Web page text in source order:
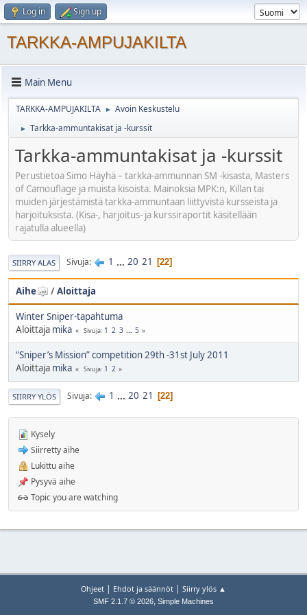
Log in Sign up
TARKKA-AMPUJAKILTA
Main Menu
TARKKA-AMPUJAKILTA ► Avoin Keskustelu
► Tarkka-ammuntakisat ja -kurssit
Tarkka-ammuntakisat ja -kurssit
Perustietoa Simo Häyhä – tarkka-ammunnan SM -kisasta, Masters
of Camouflage ja muista kisoista. Mainoksia MPK:n, Killan tai
muiden järjestämistä tarkka-ammuntaan liittyvistä kursseista ja
harjoituksista. (Kisa-, harjoitus- ja kurssiraportit käsitellään
rajatulla alueella)
SIIRRY ALAS Sivuja 1 ... 20 21 22
Aihe /Aloittaja
Winter Sniper-tapahtuma
Aloittaja mika Sivuja 1 2 3 ... 5
“Sniper’s Mission” competition 29th -31st July 2011
Aloittaja mika Sivuja 1 2
SIIRRY YLÖS Sivuja 1 ... 20 21 22
Kysely
Siirretty aihe
Lukittu aihe
Pysyvä aihe
Topic you are watching
Ohjeet | Ehdot ja säännöt | Siirry ylös ▲
SMF 2.1.7 © 2026, Simple Machines